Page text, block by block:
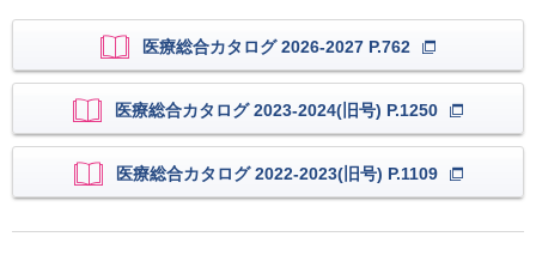
医療総合カタログ 2026-2027 P.762
医療総合カタログ 2023-2024(旧号) P.1250
医療総合カタログ 2022-2023(旧号) P.1109